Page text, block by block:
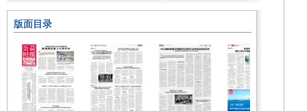
版面目录